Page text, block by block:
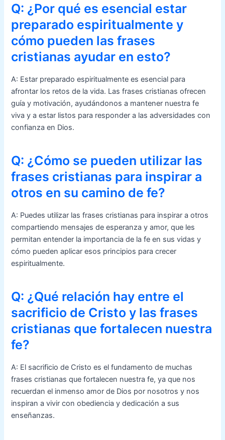
Q: ¿Por qué es esencial estar
preparado espiritualmente y
cómo pueden las frases
cristianas ayudar en esto?
A: Estar preparado espiritualmente es esencial para
afrontar los retos de la vida. Las frases cristianas ofrecen
guía y motivación, ayudándonos a mantener nuestra fe
viva y a estar listos para responder a las adversidades con
confianza en Dios.
Q: ¿Cómo se pueden utilizar las
frases cristianas para inspirar a
otros en su camino de fe?
A: Puedes utilizar las frases cristianas para inspirar a otros
compartiendo mensajes de esperanza y amor, que les
permitan entender la importancia de la fe en sus vidas y
cómo pueden aplicar esos principios para crecer
espiritualmente.
Q: ¿Qué relación hay entre el
sacrificio de Cristo y las frases
cristianas que fortalecen nuestra
fe?
A: El sacrificio de Cristo es el fundamento de muchas
frases cristianas que fortalecen nuestra fe, ya que nos
recuerdan el inmenso amor de Dios por nosotros y nos
inspiran a vivir con obediencia y dedicación a sus
enseñanzas.